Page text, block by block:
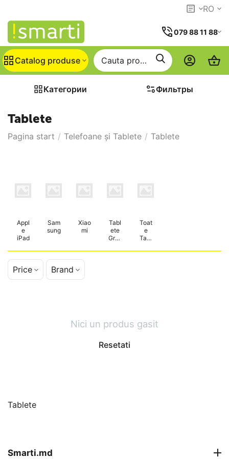
RO
079 88 11 88
Catalog produse
Категории Фильтры
Tablete
Pagina start / Telefoane și Tablete / Tablete
Appl
e
iPad
Sam
sung
Xiao
mi
Tabl
ete
Grafi
Toat
e
Tabl
Price Brand
Tablete
Nici un produs gasit
Resetati
Smarti.md